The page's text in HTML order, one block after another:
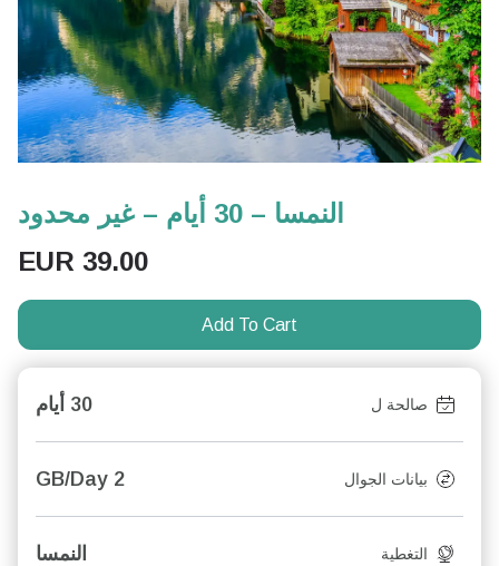
النمسا – 30 أيام – غير محدود
EUR 39.00
Add To Cart
صالحة ل 30 أيام
بيانات الجوال 2 GB/Day
التغطية النمسا